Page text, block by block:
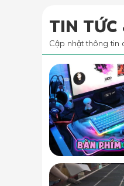
TIN TỨC
Cập nhật thông tin